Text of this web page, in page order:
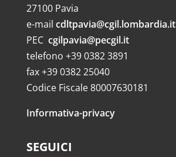
27100 Pavia
e-mail cdltpavia@cgil.lombardia.it
PEC cgilpavia@pecgil.it
telefono +39 0382 3891
fax +39 0382 25040
Codice Fiscale 80007630181
Informativa-privacy
SEGUICI